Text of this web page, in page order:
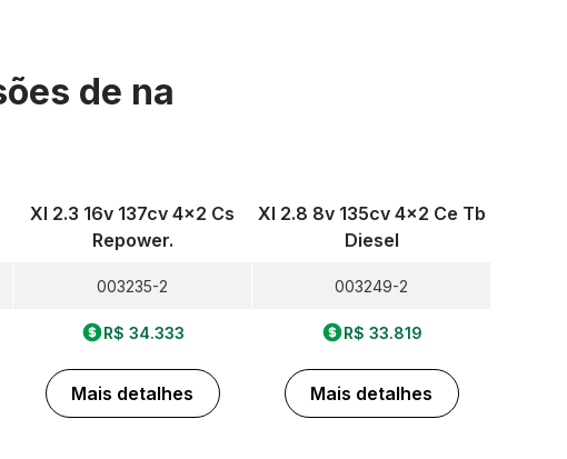
de na
Xl 2.3 16v 137cv 4x2 Cs
Repower.
003235-2
R$ 34.333
Mais detalhes
Xl 2.8 8v 135cv 4x2 Ce Tb
Diesel
003249-2
R$ 33.819
Mais detalhes